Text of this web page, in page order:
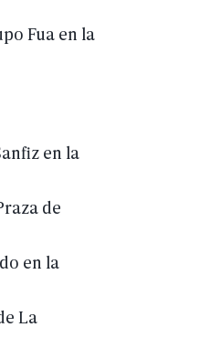
Fua en la
en la
de
en la
La